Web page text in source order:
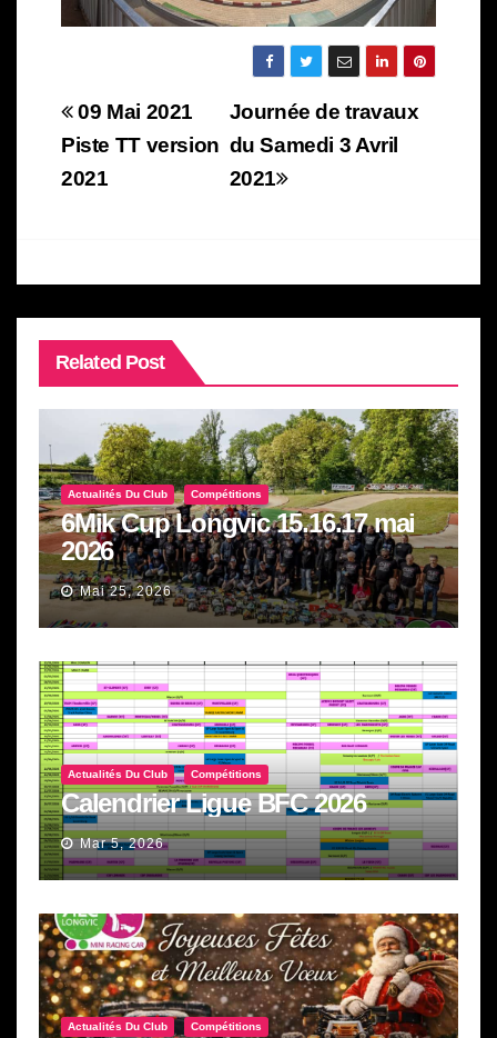
Navigation
de
l’article
Journée de travaux
du Samedi 3 Avril
2021
09 Mai 2021
Piste TT version
2021
Related Post
Actualités Du Club Compétitions
6Mik Cup Longvic 15.16.17 mai
2026
Mai 25, 2026
Actualités Du Club Compétitions
Calendrier Ligue BFC 2026
Mar 5, 2026
Actualités Du Club Compétitions